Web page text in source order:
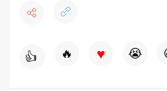
👍 🔥 ♥ 😭